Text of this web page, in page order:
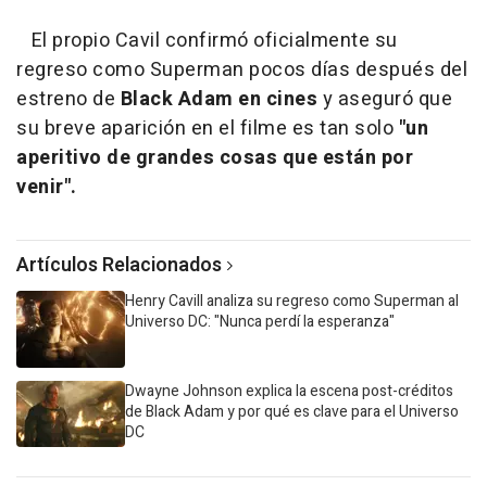
El propio Cavil confirmó oficialmente su
regreso como Superman pocos días después del
estreno de Black Adam en cines y aseguró que
su breve aparición en el filme es tan solo "un
aperitivo de grandes cosas que están por
venir".
Artículos Relacionados
Henry Cavill analiza su regreso como Superman al
Universo DC: "Nunca perdí la esperanza"
Dwayne Johnson explica la escena post-créditos
de Black Adam y por qué es clave para el Universo
DC